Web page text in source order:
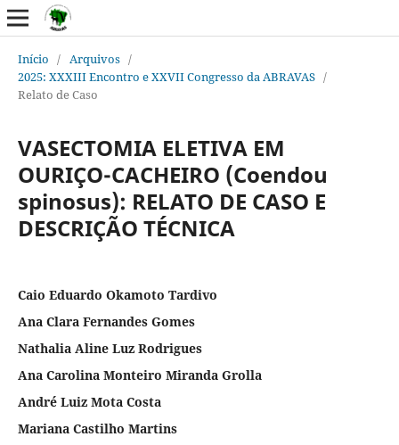
Início / Arquivos /
2025: XXXIII Encontro e XXVII Congresso da ABRAVAS /
Relato de Caso
VASECTOMIA ELETIVA EM
OURIÇO-CACHEIRO (Coendou
spinosus): RELATO DE CASO E
DESCRIÇÃO TÉCNICA
Caio Eduardo Okamoto Tardivo
Ana Clara Fernandes Gomes
Nathalia Aline Luz Rodrigues
Ana Carolina Monteiro Miranda Grolla
André Luiz Mota Costa
Mariana Castilho Martins